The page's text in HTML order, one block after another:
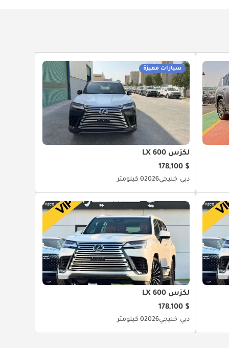
سيارات مميزة
لكزس LX 600
$ 178,100
دبي خليجي20260 كيلومتر
لكزس LX 600
$ 178,100
دبي خليجي20260 كيلومتر